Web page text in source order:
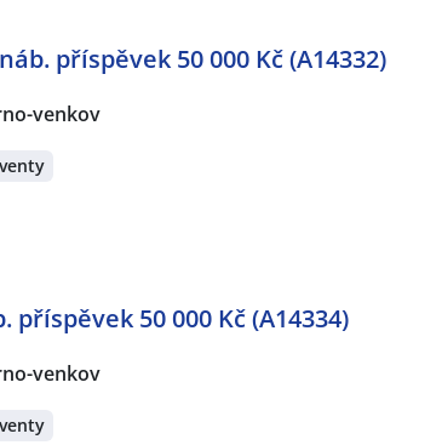
příspěvek 50 000 Kč (A14332)
venkov
50 000 Kč (A14334)
venkov